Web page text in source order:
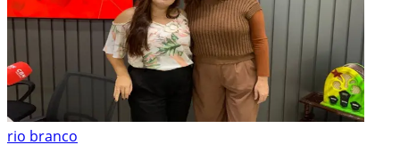
rio branco